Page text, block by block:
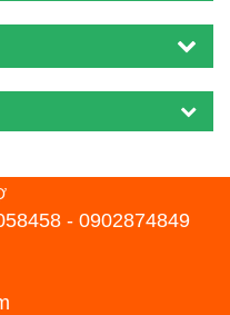
- 0902874849